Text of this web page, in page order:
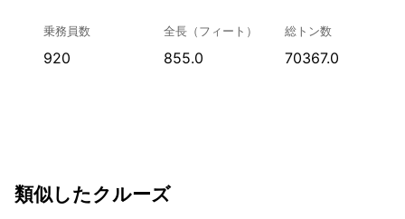
乗務員数
920
全長（フィート）
855.0
総トン数
70367.0
類似したクルーズ